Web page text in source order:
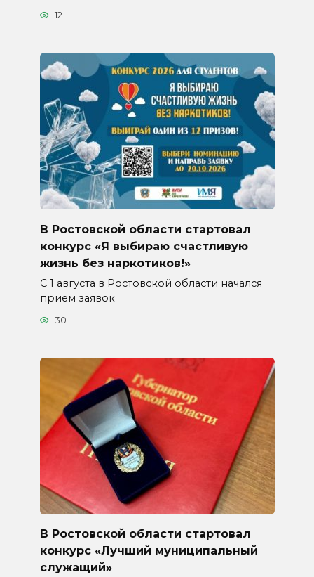
12
В Ростовской области стартовал
конкурс «Я выбираю счастливую
жизнь без наркотиков!»
С 1 августа в Ростовской области начался
приём заявок
30
В Ростовской области стартовал
конкурс «Лучший муниципальный
служащий»